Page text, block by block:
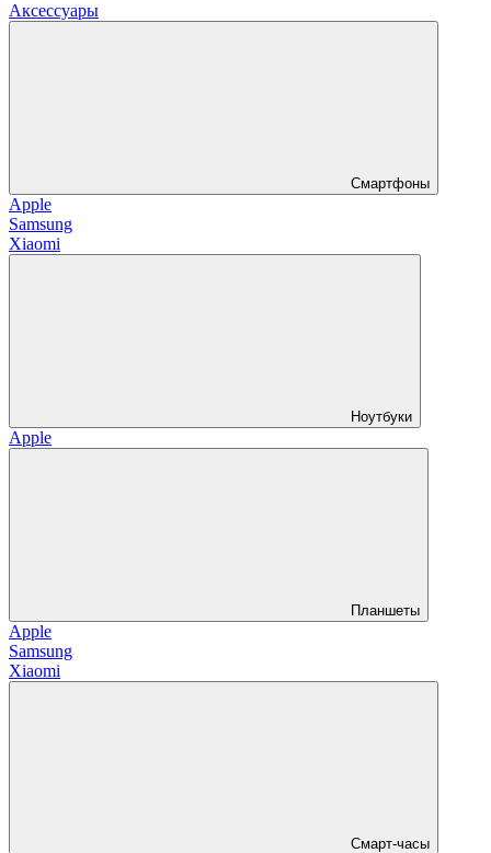
Аксессуары
Смартфоны
Apple
Samsung
Xiaomi
Ноутбуки
Apple
Планшеты
Apple
Samsung
Xiaomi
Смарт-часы